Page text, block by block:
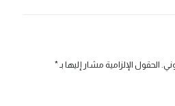
الحقول الإلزامية مشار إليها بـ*